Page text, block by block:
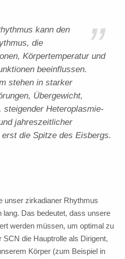
”
kann den
die
Körpertemperatur und
beeinflussen.
stehen in starker
Übergewicht,
steigender Heteroplasmie-
jahreszeitlicher
die Spitze des Eisbergs.
unser zirkadianer Rhythmus
lang. Das bedeutet, dass unsere
werden müssen, um optimal zu
SCN die Hauptrolle als Dirigent,
Körper (zum Beispiel in